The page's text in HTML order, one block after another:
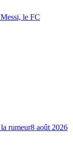
le FC
rumeur8 août 2026